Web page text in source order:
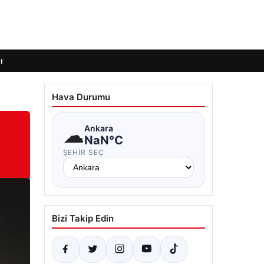
Hava Durumu
☁Ankara
NaN°C
ŞEHIR SEÇ
Bizi Takip Edin